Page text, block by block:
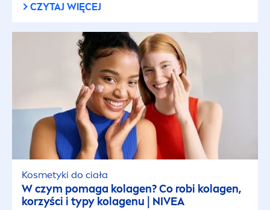
CZYTAJ WIĘCEJ
Kosmetyki do ciała
W czym pomaga kolagen? Co robi kolagen,
korzyści i typy kolagenu | NIVEA